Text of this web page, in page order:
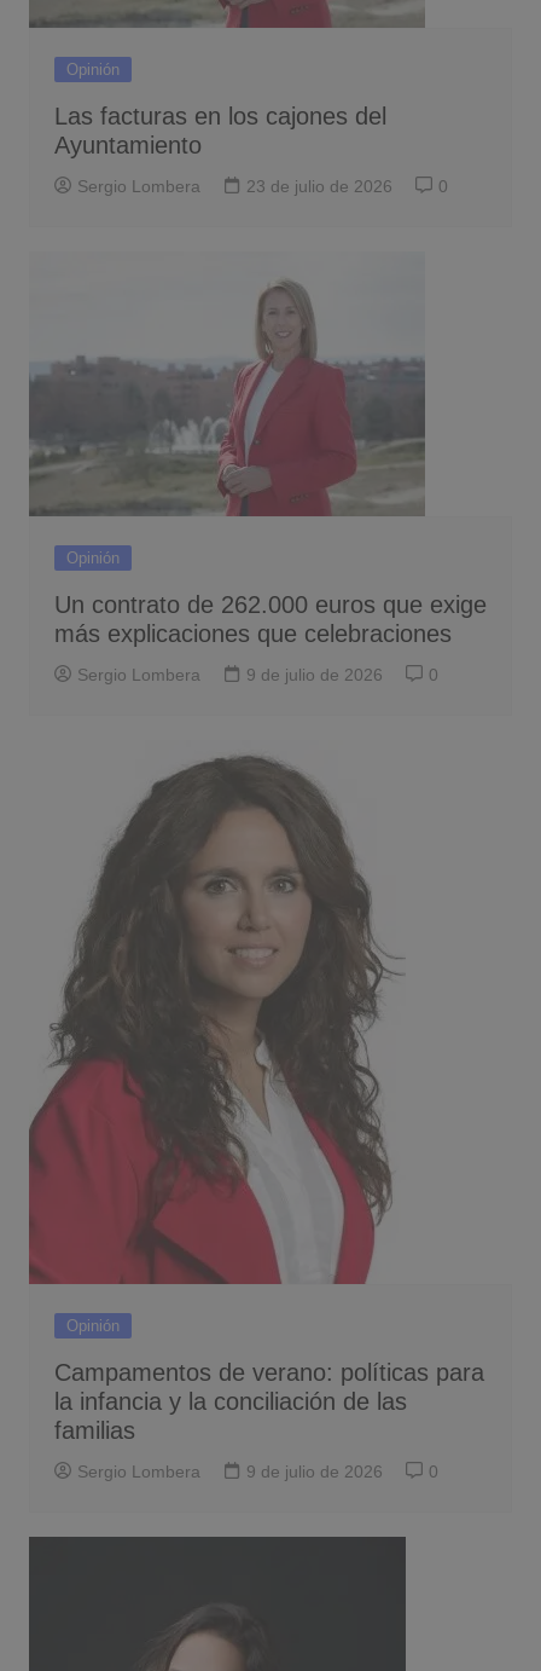
Opinión
Las facturas en los cajones del
Ayuntamiento
Sergio Lombera 23 de julio de 2026 0
Opinión
Un contrato de 262.000 euros que exige
más explicaciones que celebraciones
Sergio Lombera 9 de julio de 2026 0
Opinión
Campamentos de verano: políticas para
la infancia y la conciliación de las
familias
Sergio Lombera 9 de julio de 2026 0